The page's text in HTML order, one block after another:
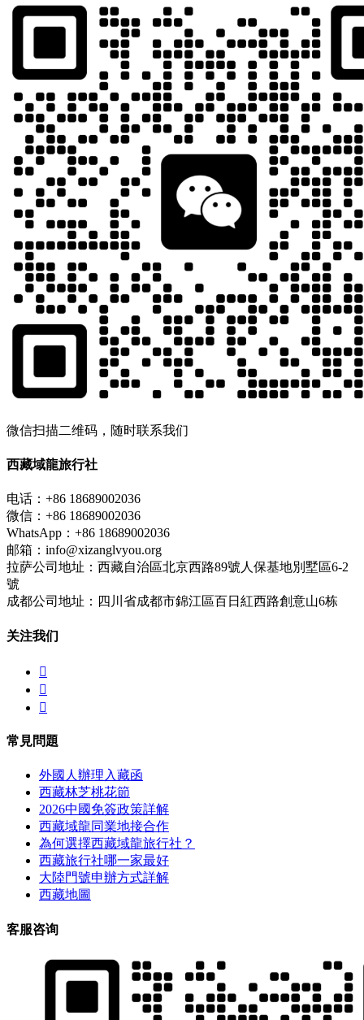
微信扫描二维码，随时联系我们
西藏域龍旅行社
电话：+86 18689002036
微信：+86 18689002036
WhatsApp：+86 18689002036
邮箱：info@xizanglvyou.org
拉萨公司地址：西藏自治區北京西路89號人保基地別墅區6-2
號
成都公司地址：四川省成都市錦江區百日紅西路創意山6栋
关注我们



常見問題
外國人辦理入藏函
西藏林芝桃花節
2026中國免簽政策詳解
西藏域龍同業地接合作
為何選擇西藏域龍旅行社？
西藏旅行社哪一家最好
大陸門號申辦方式詳解
西藏地圖
客服咨询